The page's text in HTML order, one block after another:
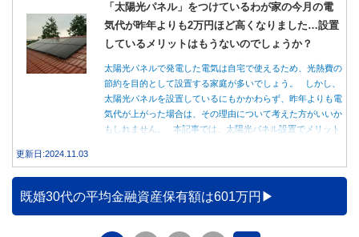
「太陽光パネル」をつけているわが家の今月の電
気代が昨年よりも2万円ほど高くなりました…設置
しているメリットはもうないのでしょうか？
太陽光パネルで発電した電気は自宅で使えるため、光熱費の
節約を目的として設置する家庭が多いでしょう。 しかし、
太陽光パネルを設置しているにもかかわらず、昨年よりも電
気代が上がった場合は、その理由について考えた方がいいか
もしれません。 本記事では、太陽光パネル設置でメリット
更新日:2024.11.03
既婚30代の平均金融資産保有額は601万円